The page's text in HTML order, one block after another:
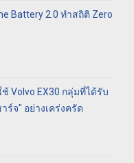
Battery 2.0 ทำสถิติ Zero
Volvo EX30 กลุ่มที่ได้รับ
ร์จ" อย่างเคร่งครัด